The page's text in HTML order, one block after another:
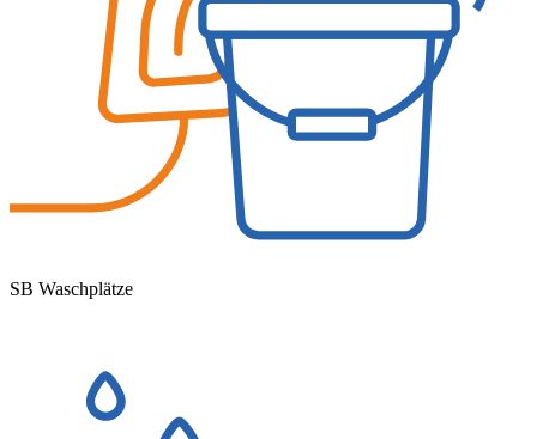
SB Waschplätze